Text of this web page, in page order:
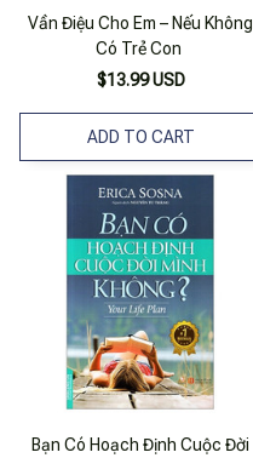
Vần Điệu Cho Em – Nếu Không
Có Trẻ Con
$13.99 USD
ADD TO CART
Bạn Có Hoạch Định Cuộc Đời